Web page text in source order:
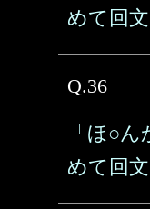
めて回
Q.36
「ほ○
めて回